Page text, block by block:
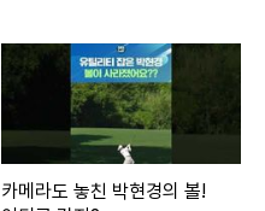
카메라도 놓친 박현경의 볼!